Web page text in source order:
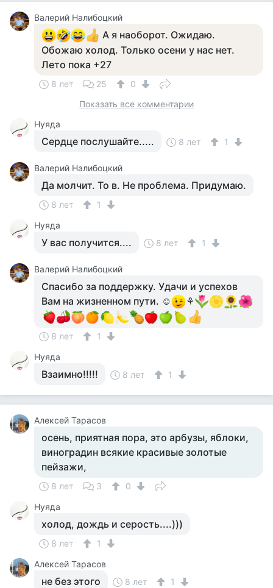
Валерий Налибоцкий
А я наоборот. Ожидаю.
Обожаю холод. Только осени у нас нет.
Лето пока +27
8 лет 25
0
Показать все комментарии
Нуяда
Сердце послушайте..... 8 лет 1
Валерий Налибоцкий
Да молчит. То в. Не проблема. Придумаю.
8 лет
1
Нуяда
У вас получится.... 8 лет 1
Валерий Налибоцкий
Спасибо за поддержку. Удачи и успехов
Вам на жизненном пути. ☺
⚘
8 лет
1
Нуяда
Взаимно!!!!! 8 лет 1
Алексей Тарасов
осень, приятная пора, это арбузы, яблоки,
виноградин всякие красивые золотые
пейзажи,
8 лет 3
0
Нуяда
холод, дождь и серость....)))
8 лет
1
Алексей Тарасов
не без этого 8 лет 1